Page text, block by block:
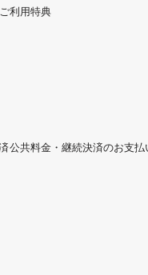
利用特典
公共料金・継続決済のお支払